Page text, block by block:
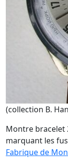
(collection B.
Montre bracelet
marquant les
Fabrique de